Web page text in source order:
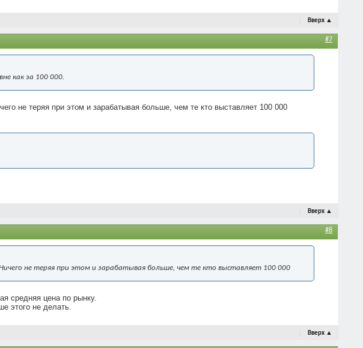
Вверх ▲
#7
как за 100 000.
не теряя при этом и зарабатывая больше, чем те кто выставляет 100 000
Вверх ▲
#8
не теряя при этом и зарабатывая больше, чем те кто выставляет 100 000
средняя цена по рынку.
этого не делать.
Вверх ▲